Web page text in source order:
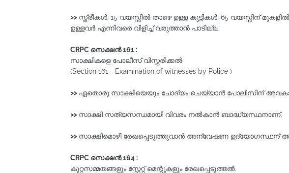
>> സ്ത്രീകള്‍, 15 വയസ്സില്‍ താഴെ ഉള്ള കുട്ടികൾ, 65 വയസ്സിന്‌
ഉള്ളവര്‍ എന്നിവരെ വിളിച്ച്‌ വരുത്താന്‍ പാടില്ല.
CRPC സെക്ഷൻ 161 :
സാക്ഷികളെ പോലീസ്‌ വിസ്തരിക്കൽ
(Section 161 - Examination of witnesses by Police )
>> ഏതൊരു സാക്ഷിയെയും ചോദ്യം ചെയ്യാന്‍ പോലീസിന്
>> സാക്ഷി സത്യസന്ധമായി വിവരം നല്‍കാന്‍ ബാദ്ധ്യസ്ഥനാണ്‌.
>> സാക്ഷിമൊഴി രേഖപ്പെടുത്തുവാന്‍ അന്വേഷണ ഉദ്യോഗസ്ഥന്‌
CRPC സെക്ഷൻ 164 :
കുറ്റസമ്മതങ്ങളും സ്റ്റേറ്റ് മെന്റുകളും രേഖപ്പെടുത്തൽ.